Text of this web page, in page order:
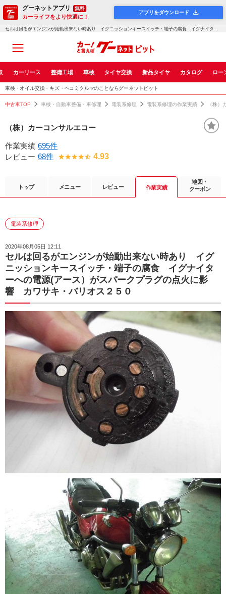
グーネットアプリ 無料
カーライフをより快適に！
アプリをダウンロード
セルは回るがエンジンが始動出来ない時あり イグニッションキースイッチ・端子の腐食 イグナイターへの電源(アース）がスパークプラグの点火に影響 カワサキ・バリオス２５０｜車検・点検・修理のグーネットピット
カーリース 整備工場 車検 タイヤ交換 新品タイヤ カタログ ロー
車検・オイル交換・キズ・ヘコミクルマのことならグーネットピット
中古車TOP 車検・自動車整備・車修理 電装系修理 電装系修理の作業実績 （株）
（株）カーコンサルエコー
作業実績 695件
レビュー 68件 4.93
トップ メニュー レビュー 作業実績
地図・
クーポン
電装系修理
2020年08月05日 12:11
セルは回るがエンジンが始動出来ない時あり イグ
ニッションキースイッチ・端子の腐食 イグナイタ
ーへの電源(アース）がスパークプラグの点火に影
響 カワサキ・バリオス２５０